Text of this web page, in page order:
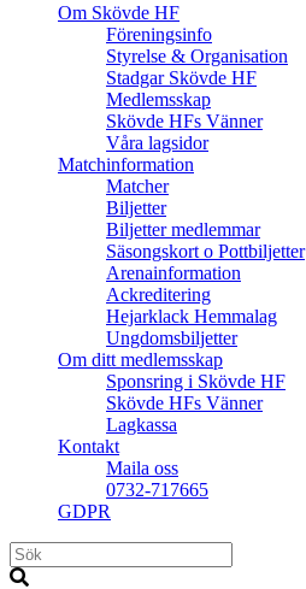
Om Skövde HF
Föreningsinfo
Styrelse & Organisation
Stadgar Skövde HF
Medlemsskap
Skövde HFs Vänner
Våra lagsidor
Matchinformation
Matcher
Biljetter
Biljetter medlemmar
Säsongskort o Pottbiljetter
Arenainformation
Ackreditering
Hejarklack Hemmalag
Ungdomsbiljetter
Om ditt medlemsskap
Sponsring i Skövde HF
Skövde HFs Vänner
Lagkassa
Kontakt
Maila oss
0732-717665
GDPR